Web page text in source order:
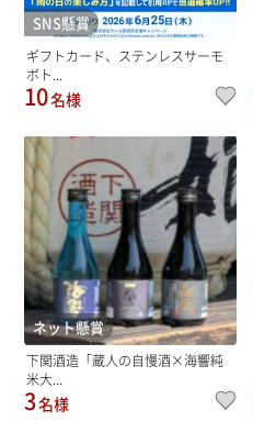
SNS懸賞
ギフトカード、ステンレスサーモ
ボト...
10名様
ネット懸賞
下関酒造「蔵人の自慢酒×海響純
米大...
3名様